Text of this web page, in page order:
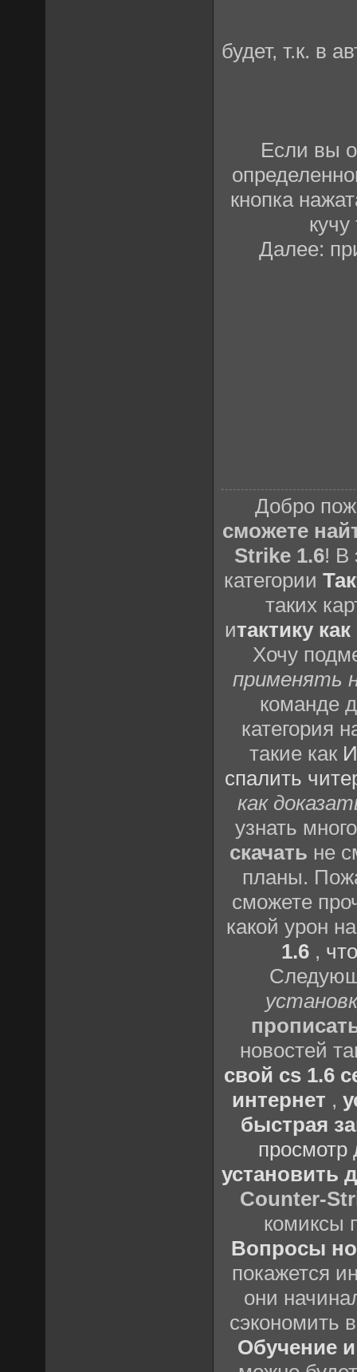
будет, т.к. в
Если вы
кнопка
Далее:
Добро
сможете
Strike 1.6! В
категории
таких
итактику
Хочу
применять
команде
категория
такие как
спалить
как
узнать
скачать не
планы.
сможете
какой урон
1.6 ,
новостей
свой cs 1.6
интернет ,
быстрая
просмотр
установить
Counter-
комиксы
Вопросы
покажется
они
сэкономить
Обучение